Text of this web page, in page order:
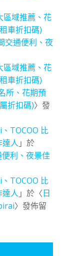
區域推薦、花
車折扣碼)
交通便利、夜
區域推薦、花
車折扣碼)
所、花期預
折扣碼)〉發
TOCOO 比
達人 」於
利、夜景佳
TOCOO 比
達人 」於〈日
〉發佈留